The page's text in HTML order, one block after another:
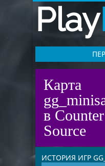
Play
Карта
в
Source
ИСТОРИЯ ИГР